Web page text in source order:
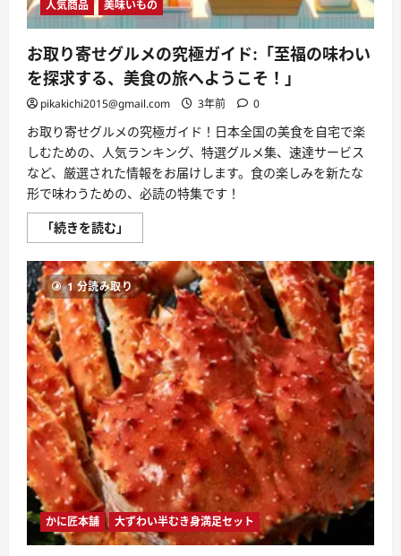
世
界
の
パ
ス
ポ
ー
に
つ
い
て
さ
に
読
人気商品 美味いもの
お取り寄せグルメの究極ガイド:「至福の味わい
を探求する、美食の旅へようこそ！」
pikakichi2015@gmail.com 3年前 0
お取り寄せグルメの究極ガイド！日本全国の美食を自宅で楽
しむための、人気ランキング、特選グルメ集、速達サービス
など、厳選された情報をお届けします。食の楽しみを新たな
形で味わうための、必読の特集です！
「続きを読む」
取
寄
せ
グ
ル
メ
の
究
極
ガ
イ
ド:
「至
福
の
味
わ
い
を
探
求
す
る、
美
1 分読み取り
かに匠本舗 大ずわい半むき身満足セット